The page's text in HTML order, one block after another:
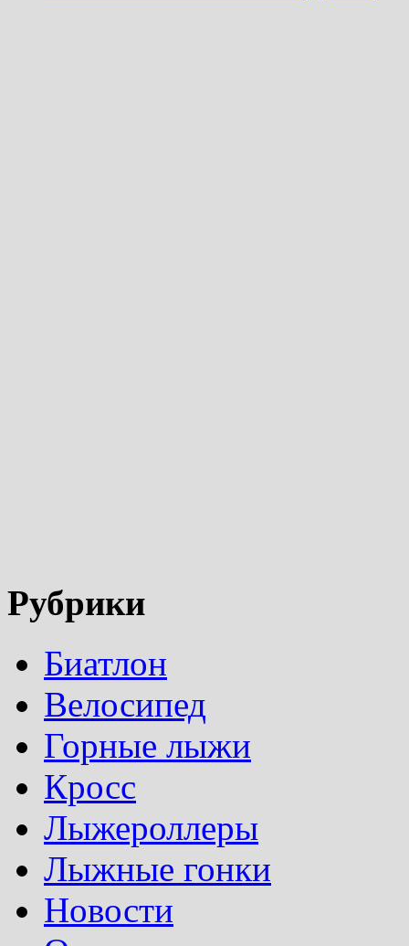
Рубрики
Биатлон
Велосипед
Горные лыжи
Кросс
Лыжероллеры
Лыжные гонки
Новости